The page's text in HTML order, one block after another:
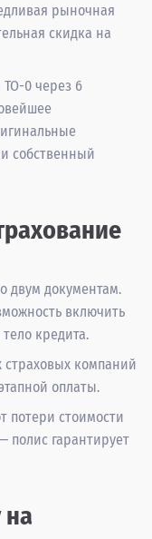
рыночная
скидка на
0 через 6
собственный
двум документам.
включить
кредита.
страховых компаний
оплаты.
потери стоимости
полис гарантирует
на